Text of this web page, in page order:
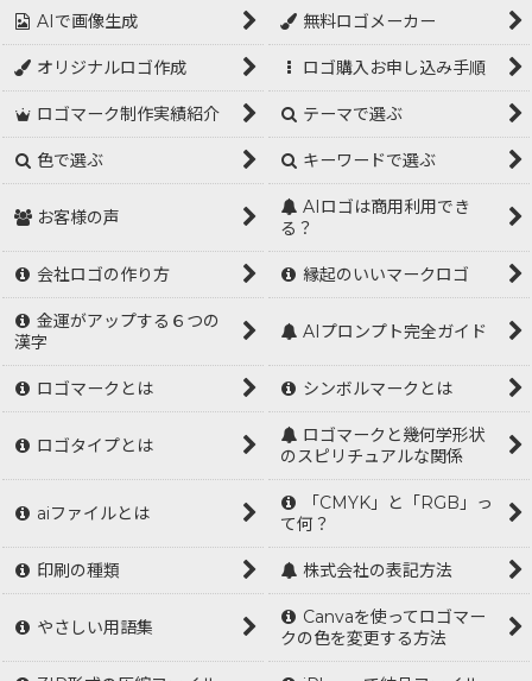
AIで画像生成 無料ロゴメーカー
オリジナルロゴ作成 ロゴ購入お申し込み手順
ロゴマーク制作実績紹介 テーマで選ぶ
色で選ぶ キーワードで選ぶ
お客様の声
AIロゴは商用利用でき
る？
会社ロゴの作り方 縁起のいいマークロゴ
金運がアップする６つの
漢字
AIプロンプト完全ガイド
ロゴマークとは シンボルマークとは
ロゴタイプとは
ロゴマークと幾何学形状
のスピリチュアルな関係
aiファイルとは
「CMYK」と「RGB」っ
て何？
印刷の種類 株式会社の表記方法
やさしい用語集
Canvaを使ってロゴマー
クの色を変更する方法